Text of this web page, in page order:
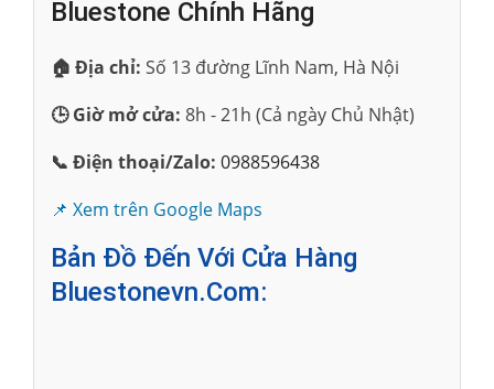
Bluestone Chính Hãng
🏠 Địa chỉ: Số 13 đường Lĩnh Nam, Hà Nội
🕒 Giờ mở cửa: 8h - 21h (Cả ngày Chủ Nhật)
📞 Điện thoại/Zalo: 0988596438
📌 Xem trên Google Maps
Bản Đồ Đến Với Cửa Hàng
Bluestonevn.com: